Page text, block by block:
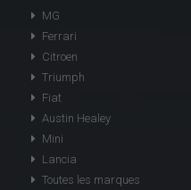
MG
Ferrari
Citroen
Triumph
Fiat
Austin Healey
Mini
Lancia
Toutes les marques